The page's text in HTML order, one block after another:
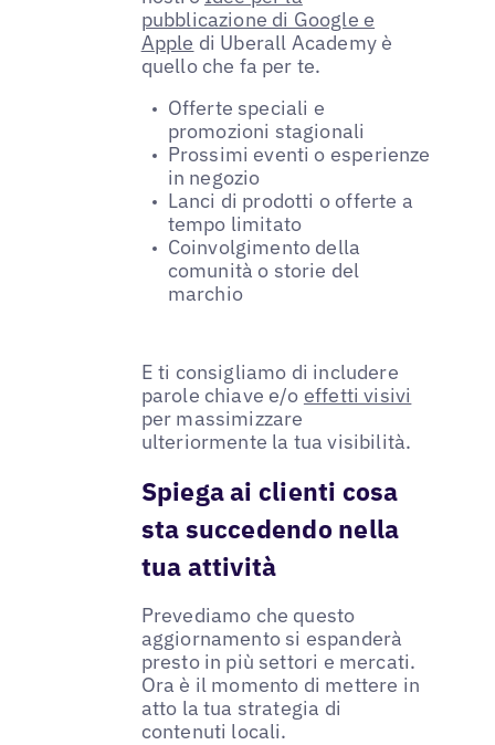
pubblicazione di Google e
Apple di Uberall Academy è
quello che fa per te.
Offerte speciali e
promozioni stagionali
Prossimi eventi o esperienze
in negozio
Lanci di prodotti o offerte a
tempo limitato
Coinvolgimento della
comunità o storie del
marchio
E ti consigliamo di includere
parole chiave e/o effetti visivi
per massimizzare
ulteriormente la tua visibilità.
Spiega ai clienti cosa
sta succedendo nella
tua attività
Prevediamo che questo
aggiornamento si espanderà
presto in più settori e mercati.
Ora è il momento di mettere in
atto la tua strategia di
contenuti locali.